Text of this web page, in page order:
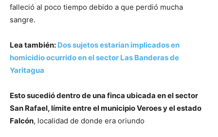
falleció al poco tiempo debido a que perdió mucha
sangre.
Lea también: Dos sujetos estarían implicados en
homicidio ocurrido en el sector Las Banderas de
Yaritagua
Esto sucedió dentro de una finca ubicada en el sector
San Rafael, límite entre el municipio Veroes y el estado
Falcón, localidad de donde era oriundo